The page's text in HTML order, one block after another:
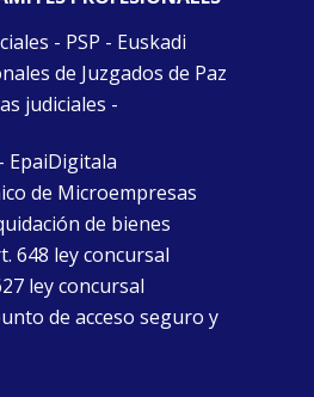
- PSP - Euskadi
de Juzgados de Paz
judiciales -
EpaiDigitala
de Microempresas
de bienes
648 ley concursal
ley concursal
de acceso seguro y